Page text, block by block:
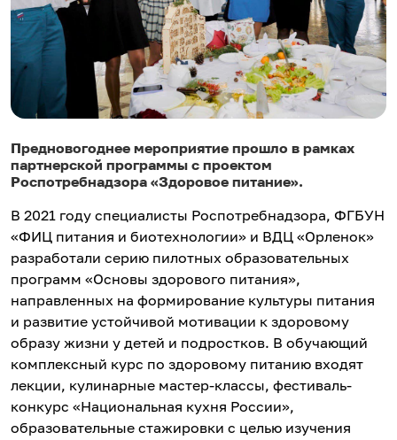
Предновогоднее мероприятие прошло в рамках
партнерской программы с проектом
Роспотребнадзора «Здоровое питание».
В 2021 году специалисты Роспотребнадзора, ФГБУН
«ФИЦ питания и биотехнологии» и ВДЦ «Орленок»
разработали серию пилотных образовательных
программ «Основы здорового питания»,
направленных на формирование культуры питания
и развитие устойчивой мотивации к здоровому
образу жизни у детей и подростков. В обучающий
комплексный курс по здоровому питанию входят
лекции, кулинарные мастер-классы, фестиваль-
конкурс «Национальная кухня России»,
образовательные стажировки с целью изучения